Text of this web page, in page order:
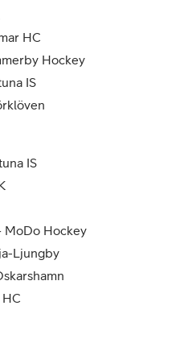
HC
Hockey
IS
IS
MoDo Hockey
Ljungby